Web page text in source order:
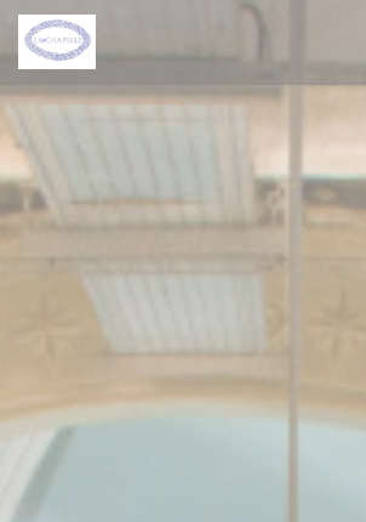
Personalización de sus opciones de cookies